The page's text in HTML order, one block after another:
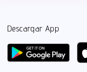
Descargar App